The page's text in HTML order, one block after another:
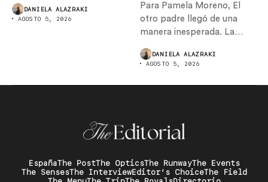
DANIELA ALAZRAKI
AGOSTO 5, 2026
Para Pamela Moreno, El
otro padre llegó de una
manera inesperada. La
DANIELA ALAZRAKI
AGOSTO 5, 2026
EspañaThe PostThe OpticsThe RunwayThe Events
The SensesThe InterviewEditor’s ChoiceThe Field